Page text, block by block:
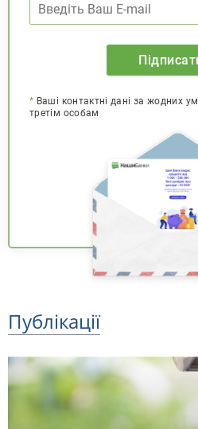
* Ваші контактні дані за жодних
третім особам
Публікації